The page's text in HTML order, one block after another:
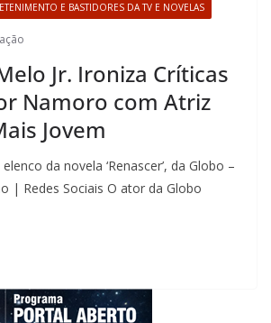
E BASTIDORES DA TV E NOVELAS
Jr. Ironiza Críticas
Namoro com Atriz
Jovem
da novela ‘Renascer’, da Globo –
| Redes Sociais O ator da Globo